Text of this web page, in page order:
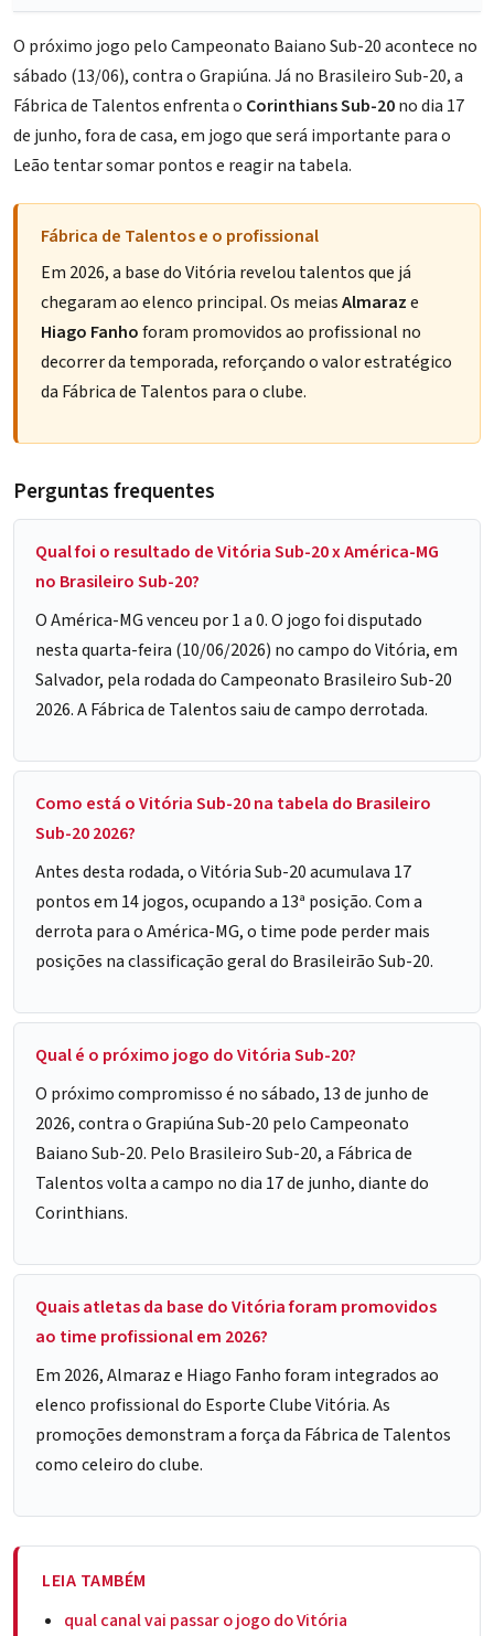
O próximo jogo pelo Campeonato Baiano Sub-20 acontece no
sábado (13/06), contra o Grapiúna. Já no Brasileiro Sub-20, a
Fábrica de Talentos enfrenta o Corinthians Sub-20no dia 17
de junho, fora de casa, em jogo que será importante para o
Leão tentar somar pontos e reagir na tabela.
Fábrica de Talentos e o profissional
Em 2026, a base do Vitória revelou talentos que já
chegaram ao elenco principal. Os meiasAlmaraze
Hiago Fanhoforam promovidos ao profissional no
decorrer da temporada, reforçando o valor estratégico
da Fábrica de Talentos para o clube.
Perguntas frequentes
Qual foi o resultado de Vitória Sub-20 x América-MG
no Brasileiro Sub-20?
O América-MG venceu por 1 a 0. O jogo foi disputado
nesta quarta-feira (10/06/2026) no campo do Vitória, em
Salvador, pela rodada do Campeonato Brasileiro Sub-20
2026. A Fábrica de Talentos saiu de campo derrotada.
Como está o Vitória Sub-20 na tabela do Brasileiro
Sub-20 2026?
Antes desta rodada, o Vitória Sub-20 acumulava 17
pontos em 14 jogos, ocupando a 13ª posição. Com a
derrota para o América-MG, o time pode perder mais
posições na classificação geral do Brasileirão Sub-20.
Qual é o próximo jogo do Vitória Sub-20?
O próximo compromisso é no sábado, 13 de junho de
2026, contra o Grapiúna Sub-20 pelo Campeonato
Baiano Sub-20. Pelo Brasileiro Sub-20, a Fábrica de
Talentos volta a campo no dia 17 de junho, diante do
Corinthians.
Quais atletas da base do Vitória foram promovidos
ao time profissional em 2026?
Em 2026, Almaraz e Hiago Fanho foram integrados ao
elenco profissional do Esporte Clube Vitória. As
promoções demonstram a força da Fábrica de Talentos
como celeiro do clube.
LEIA TAMBÉM
qual canal vai passar o jogo do Vitória